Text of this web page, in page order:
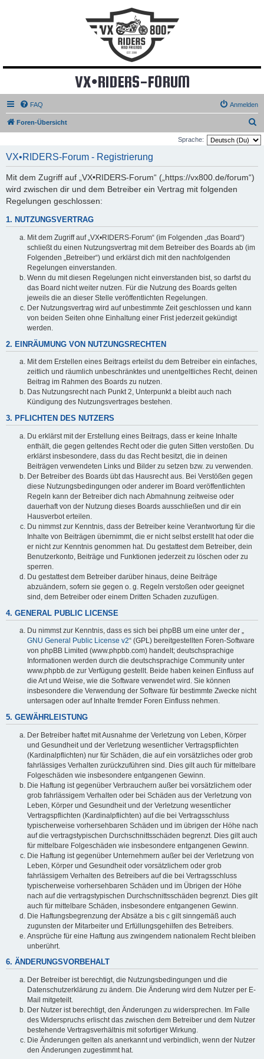
VX•RIDERS-FORUM
FAQ Anmelden
Foren-Übersicht
u
Sprache:
VX•RIDERS-Forum - Registrierung
Mit dem Zugriff auf „VX•RIDERS-Forum“ („https://vx800.de/forum“)
wird zwischen dir und dem Betreiber ein Vertrag mit folgenden
Regelungen geschlossen:
1. NUTZUNGSVERTRAG
Mit dem Zugriff auf „VX•RIDERS-Forum“ (im Folgenden „das Board“)
schließt du einen Nutzungsvertrag mit dem Betreiber des Boards ab (im
Folgenden „Betreiber“) und erklärst dich mit den nachfolgenden
Regelungen einverstanden.
Wenn du mit diesen Regelungen nicht einverstanden bist, so darfst du
das Board nicht weiter nutzen. Für die Nutzung des Boards gelten
jeweils die an dieser Stelle veröffentlichten Regelungen.
Der Nutzungsvertrag wird auf unbestimmte Zeit geschlossen und kann
von beiden Seiten ohne Einhaltung einer Frist jederzeit gekündigt
werden.
2. EINRÄUMUNG VON NUTZUNGSRECHTEN
Mit dem Erstellen eines Beitrags erteilst du dem Betreiber ein einfaches,
zeitlich und räumlich unbeschränktes und unentgeltliches Recht, deinen
Beitrag im Rahmen des Boards zu nutzen.
Das Nutzungsrecht nach Punkt 2, Unterpunkt a bleibt auch nach
Kündigung des Nutzungsvertrages bestehen.
3. PFLICHTEN DES NUTZERS
Du erklärst mit der Erstellung eines Beitrags, dass er keine Inhalte
enthält, die gegen geltendes Recht oder die guten Sitten verstoßen. Du
erklärst insbesondere, dass du das Recht besitzt, die in deinen
Beiträgen verwendeten Links und Bilder zu setzen bzw. zu verwenden.
Der Betreiber des Boards übt das Hausrecht aus. Bei Verstößen gegen
diese Nutzungsbedingungen oder anderer im Board veröffentlichten
Regeln kann der Betreiber dich nach Abmahnung zeitweise oder
dauerhaft von der Nutzung dieses Boards ausschließen und dir ein
Hausverbot erteilen.
Du nimmst zur Kenntnis, dass der Betreiber keine Verantwortung für die
Inhalte von Beiträgen übernimmt, die er nicht selbst erstellt hat oder die
er nicht zur Kenntnis genommen hat. Du gestattest dem Betreiber, dein
Benutzerkonto, Beiträge und Funktionen jederzeit zu löschen oder zu
sperren.
Du gestattest dem Betreiber darüber hinaus, deine Beiträge
abzuändern, sofern sie gegen o. g. Regeln verstoßen oder geeignet
sind, dem Betreiber oder einem Dritten Schaden zuzufügen.
4. GENERAL PUBLIC LICENSE
Du nimmst zur Kenntnis, dass es sich bei phpBB um eine unter der „
GNU General Public License v2“ (GPL) bereitgestellten Foren-Software
von phpBB Limited (www.phpbb.com) handelt; deutschsprachige
Informationen werden durch die deutschsprachige Community unter
www.phpbb.de zur Verfügung gestellt. Beide haben keinen Einfluss auf
die Art und Weise, wie die Software verwendet wird. Sie können
insbesondere die Verwendung der Software für bestimmte Zwecke nicht
untersagen oder auf Inhalte fremder Foren Einfluss nehmen.
5. GEWÄHRLEISTUNG
Der Betreiber haftet mit Ausnahme der Verletzung von Leben, Körper
und Gesundheit und der Verletzung wesentlicher Vertragspflichten
(Kardinalpflichten) nur für Schäden, die auf ein vorsätzliches oder grob
fahrlässiges Verhalten zurückzuführen sind. Dies gilt auch für mittelbare
Folgeschäden wie insbesondere entgangenen Gewinn.
Die Haftung ist gegenüber Verbrauchern außer bei vorsätzlichem oder
grob fahrlässigem Verhalten oder bei Schäden aus der Verletzung von
Leben, Körper und Gesundheit und der Verletzung wesentlicher
Vertragspflichten (Kardinalpflichten) auf die bei Vertragsschluss
typischerweise vorhersehbaren Schäden und im übrigen der Höhe nach
auf die vertragstypischen Durchschnittsschäden begrenzt. Dies gilt auch
für mittelbare Folgeschäden wie insbesondere entgangenen Gewinn.
Die Haftung ist gegenüber Unternehmern außer bei der Verletzung von
Leben, Körper und Gesundheit oder vorsätzlichem oder grob
fahrlässigem Verhalten des Betreibers auf die bei Vertragsschluss
typischerweise vorhersehbaren Schäden und im Übrigen der Höhe
nach auf die vertragstypischen Durchschnittsschäden begrenzt. Dies gilt
auch für mittelbare Schäden, insbesondere entgangenen Gewinn.
Die Haftungsbegrenzung der Absätze a bis c gilt sinngemäß auch
zugunsten der Mitarbeiter und Erfüllungsgehilfen des Betreibers.
Ansprüche für eine Haftung aus zwingendem nationalem Recht bleiben
unberührt.
6. ÄNDERUNGSVORBEHALT
Der Betreiber ist berechtigt, die Nutzungsbedingungen und die
Datenschutzerklärung zu ändern. Die Änderung wird dem Nutzer per E-
Mail mitgeteilt.
Der Nutzer ist berechtigt, den Änderungen zu widersprechen. Im Falle
des Widerspruchs erlischt das zwischen dem Betreiber und dem Nutzer
bestehende Vertragsverhältnis mit sofortiger Wirkung.
Die Änderungen gelten als anerkannt und verbindlich, wenn der Nutzer
den Änderungen zugestimmt hat.